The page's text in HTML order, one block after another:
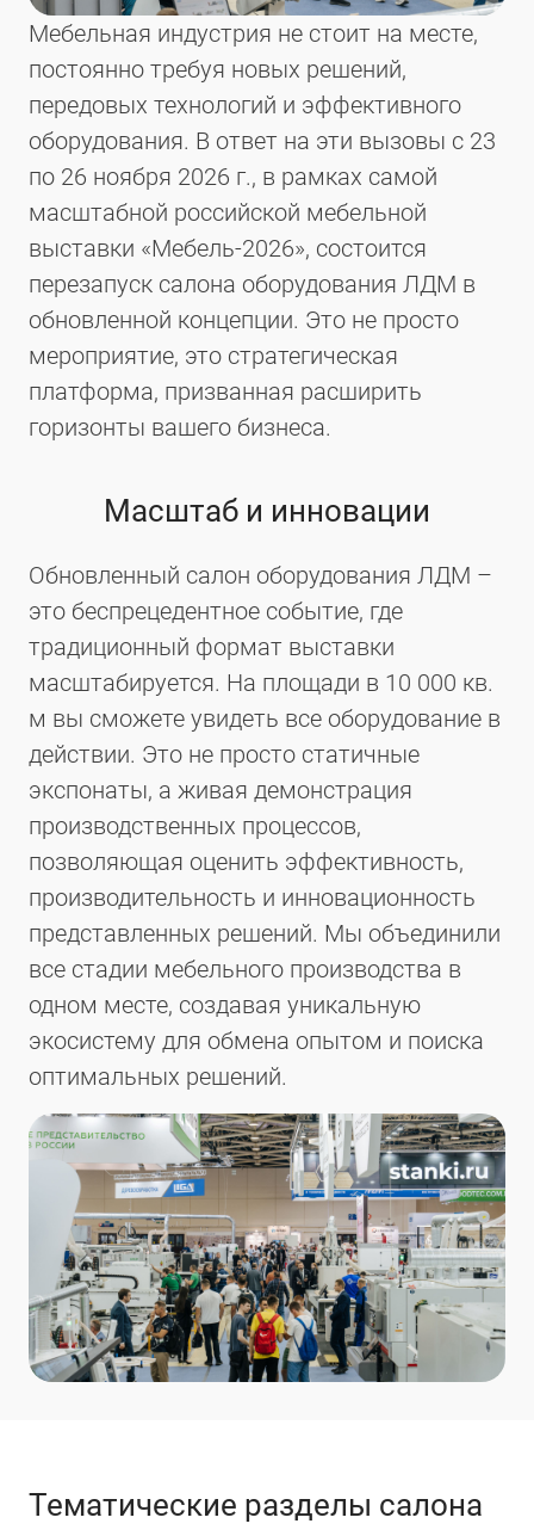
Мебельная индустрия не стоит на месте,
постоянно требуя новых решений,
передовых технологий и эффективного
оборудования. В ответ на эти вызовы с 23
по 26 ноября 2026 г., в рамках самой
масштабной российской мебельной
выставки «Мебель-2026», состоится
перезапуск салона оборудования ЛДМ в
обновленной концепции. Это не просто
мероприятие, это стратегическая
платформа, призванная расширить
горизонты вашего бизнеса.
Масштаб и инновации
Обновленный салон оборудования ЛДМ –
это беспрецедентное событие, где
традиционный формат выставки
масштабируется. На площади в 10 000 кв.
м вы сможете увидеть все оборудование в
действии. Это не просто статичные
экспонаты, а живая демонстрация
производственных процессов,
позволяющая оценить эффективность,
производительность и инновационность
представленных решений. Мы объединили
все стадии мебельного производства в
одном месте, создавая уникальную
экосистему для обмена опытом и поиска
оптимальных решений.
Тематические разделы салона